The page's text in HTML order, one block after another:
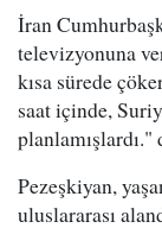
İran
televizyonuna
kısa sürede
saat içinde,
planlamışlardı."
Pezeşkiyan,
uluslararası